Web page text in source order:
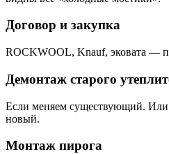
Договор и закупка
ROCKWOOL, Knauf, эковата —
Демонтаж старого
Если меняем существующий. Или
новый.
Монтаж пирога